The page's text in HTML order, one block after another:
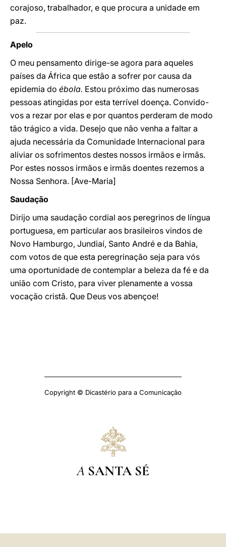
corajoso, trabalhador, e que procura a unidade em
paz.
Apelo
O meu pensamento dirige-se agora para aqueles
países da África que estão a sofrer por causa da
epidemia do ébola. Estou próximo das numerosas
pessoas atingidas por esta terrível doença. Convido-
vos a rezar por elas e por quantos perderam de modo
tão trágico a vida. Desejo que não venha a faltar a
ajuda necessária da Comunidade Internacional para
aliviar os sofrimentos destes nossos irmãos e irmãs.
Por estes nossos irmãos e irmãs doentes rezemos a
Nossa Senhora. [Ave-Maria]
Saudação
Dirijo uma saudação cordial aos peregrinos de língua
portuguesa, em particular aos brasileiros vindos de
Novo Hamburgo, Jundiaí, Santo André e da Bahia,
com votos de que esta peregrinação seja para vós
uma oportunidade de contemplar a beleza da fé e da
união com Cristo, para viver plenamente a vossa
vocação cristã. Que Deus vos abençoe!
Copyright © Dicastério para a Comunicação
A SANTA SÉ